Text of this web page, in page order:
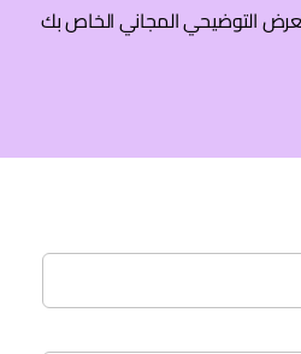
المدونة
التوضيحي المجاني الخاص بك